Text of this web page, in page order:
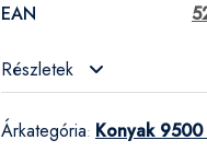
EAN
Részletek
Árkategória: Konyak